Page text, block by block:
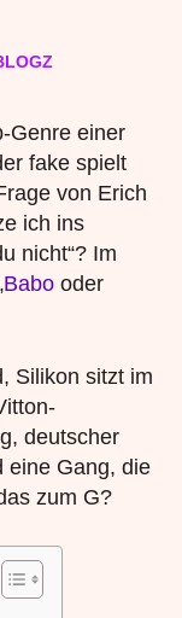
Genre einer
fake spielt
von Erich
ich ins
nicht“? Im
Babooder
Silikon sitzt im
deutscher
eine Gang, die
zum G?